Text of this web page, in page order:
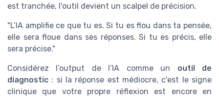
est tranchée, l'outil devient un scalpel de précision.
"L’IA amplifie ce que tu es. Si tu es flou dans ta pensée,
elle sera floue dans ses réponses. Si tu es précis, elle
sera précise."
Considérez l’output de l’IA comme un outil de
diagnostic : si la réponse est médiocre, c'est le signe
clinique que votre propre réflexion est encore en